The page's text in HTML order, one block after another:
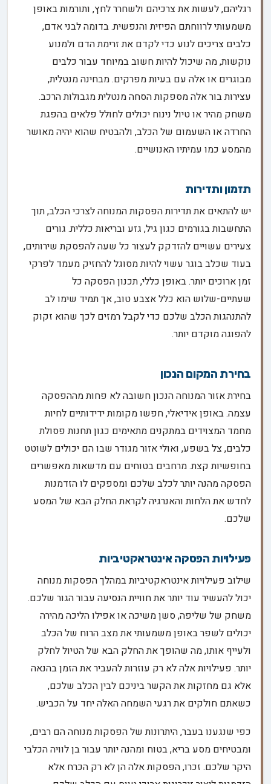
רגליהם, לעשות את צרכיהם ולשחרר לחץ, ותורמות באופן
משמעותי לרווחתם הפיזית והנפשית. בדומה לבני אדם,
כלבים צריכים לנוע כדי לקדם את זרימת הדם ולמנוע
נוקשות, מה שיכול להיות חשוב במיוחד עבור כלבים
מבוגרים או אלה עם בעיות מפרקים. מבחינה מנטלית,
עצירות בור אלה מספקות הסחה מנטלית מגבולות הרכב.
משחק מהיר או טיול נינוח יכולים לחולל פלאים בהפגת
החרדה או השעמום של הכלב, ולהבטיח שהוא יהיה מאושר
מהמסע כמו עמיתיו האנושיים.
תזמון ותדירות
יש להתאים את תדירות הפסקות המנוחה לצרכי הכלב, תוך
התחשבות בגורמים כגון גיל, גזע ובריאות כללית. גורים
צעירים עשויים להזדקק לעצור כל שעה להפסקת שירותים,
בעוד שכלב בוגר עשוי להיות מסוגל להחזיק מעמד לפרקי
זמן ארוכים יותר. באופן כללי, תכנון הפסקה כל
שעתיים-שלוש הוא כלל אצבע טוב, אך תמיד שימו לב
להתנהגות הכלב שלכם כדי לקבל רמזים לכך שהוא זקוק
להפוגה מוקדם יותר.
בחירת המקום הנכון
בחירת אזור המנוחה הנכון חשובה לא פחות מההפסקה
עצמה. באופן אידיאלי, חפשו מקומות ידידותיים לחיות
מחמד המצוידים במתקנים מתאימים כגון תחנות פסולת
כלבים, צל בשפע, ואולי אזור מגודר שבו הם יכולים לשוטט
בחופשיות קצת. מרחבים בטוחים עם מדשאות מאפשרים
הפסקה מהנה יותר לכלב שלכם ומספקים לו הזדמנות
לחדש את הלחות והאנרגיה לקראת החלק הבא של המסע
שלכם.
פעילויות הפסקה אינטראקטיביות
שילוב פעילויות אינטראקטיביות במהלך הפסקות מנוחה
יכול להעשיר עוד יותר את חוויית הנסיעה עבור הגור שלכם.
משחק של שליפה, סשן משיכה או אפילו הליכה מהירה
יכולים לשפר באופן משמעותי את מצב הרוח של הכלב
ולעייף אותו, מה שהופך את החלק הבא של הטיול לחלק
יותר. פעילויות אלה לא רק עוזרות להעביר את הזמן בהנאה
אלא גם מחזקות את הקשר ביניכם לבין הכלב שלכם,
כשאתם חולקים את רגעי השמחה האלה יחד על הכביש.
כפי שנגענו בעבר, היתרונות של הפסקות מנוחה הם רבים,
ומבטיחים מסע בריא, בטוח ומהנה יותר עבור בן לוויה הכלבי
היקר שלכם. זכרו, הפסקות אלה הן לא רק הכרח אלא